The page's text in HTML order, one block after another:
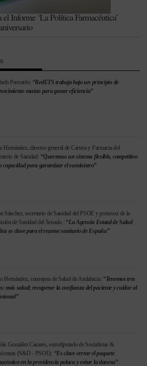
Informe ‘La Política Farmacéutica’
Perestelo: “RedETS trabaja bajo un principio de
mutuo para ganar eficiencia”
Hernández, director general de Cartera y Farmacia del
de Sanidad: “Queremos un sistema flexible, competitivo
capacidad para garantizar el suministro”
Sánchez, secretario de Sanidad del PSOE y portavoz de la
de Sanidad del Senado.: “La Agencia Estatal de Salud
es clave para el rearme sanitario de España”
Hernández, consejera de Salud de Andalucía: “Tenemos tres
más salud; recuperar la confianza del paciente y cuidar al
González Casares, eurodiputado de Socialistas &
(S&D - PSOE): “Es clave cerrar el paquete
en la presidencia polaca y evitar la danesa”